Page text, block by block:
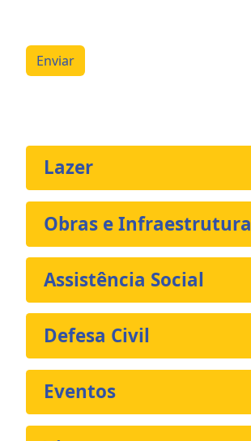
Enviar
Lazer
Obras e Infraestrutura
Assistência Social
Defesa Civil
Eventos